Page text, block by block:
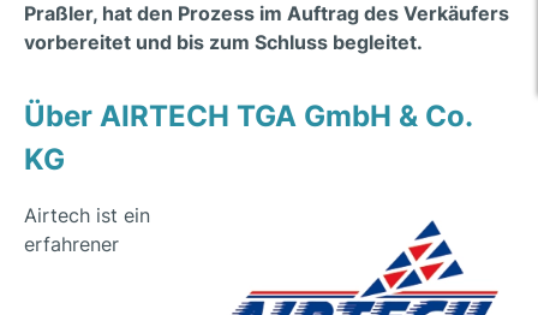
Praßler, hat den Prozess im Auftrag des Verkäufers
vorbereitet und bis zum Schluss begleitet.
Über AIRTECH TGA GmbH & Co.
KG
Airtech ist ein
erfahrener